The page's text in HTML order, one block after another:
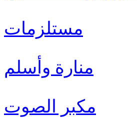
مستلزمات
منارة وأسلم
مكبر الصوت